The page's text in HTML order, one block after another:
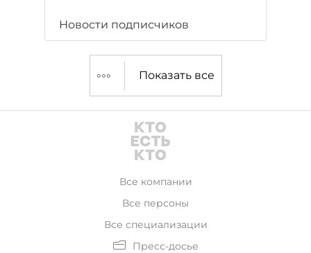
Новости подписчиков
Показать все
Все компании
Все персоны
Все специализации
Пресс-досье